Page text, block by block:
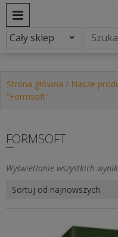
Strona główna / Nasze
“Formsoft”
FORMSOFT
Wyświetlanie wszystkich